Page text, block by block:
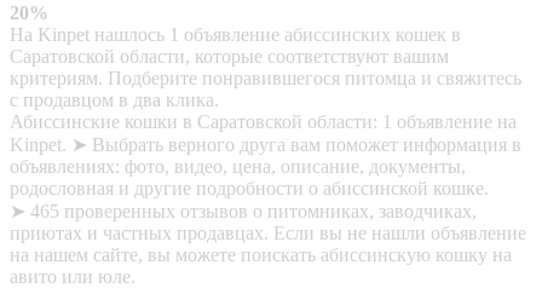
20%
На Kinpet нашлось 1 объявление абиссинских кошек в
Саратовской области, которые соответствуют вашим
критериям. Подберите понравившегося питомца и свяжитесь
с продавцом в два клика.
Абиссинские кошки в Саратовской области: 1 объявление на
Kinpet. ➤ Выбрать верного друга вам поможет информация в
объявлениях: фото, видео, цена, описание, документы,
родословная и другие подробности о абиссинской кошке.
➤ 465 проверенных отзывов о питомниках, заводчиках,
приютах и частных продавцах. Если вы не нашли объявление
на нашем сайте, вы можете поискать абиссинскую кошку на
авито или юле.